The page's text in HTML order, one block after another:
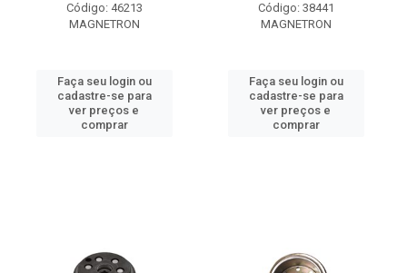
Código: 46213
MAGNETRON
Faça seu login ou
cadastre-se para
ver preços e
comprar
Código: 38441
MAGNETRON
Faça seu login ou
cadastre-se para
ver preços e
comprar